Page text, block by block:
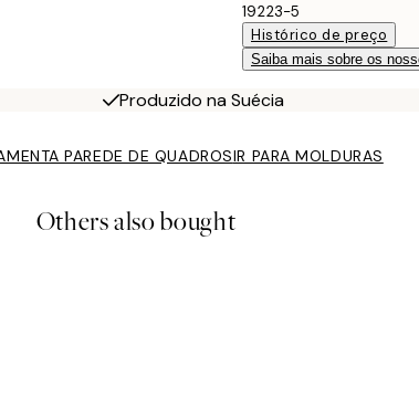
19223-5
Histórico de preço
Saiba mais sobre os
Produzido na Suécia
PAREDE DE QUADROSIR PARA MOLDURAS
Others also bought